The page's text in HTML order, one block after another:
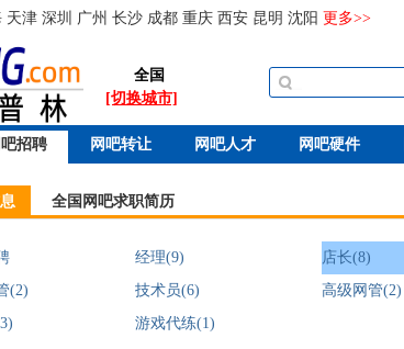
天津 深圳 广州 长沙 成都 重庆 西安 昆明 沈阳 更多>>
全国
[切换城市]
吧招聘 网吧转让 网吧人才 网吧硬件
全国网吧求职简历
经理(9) 店长(8)
(2)
技术员(6) 高级网管(2)
游戏代练(1)